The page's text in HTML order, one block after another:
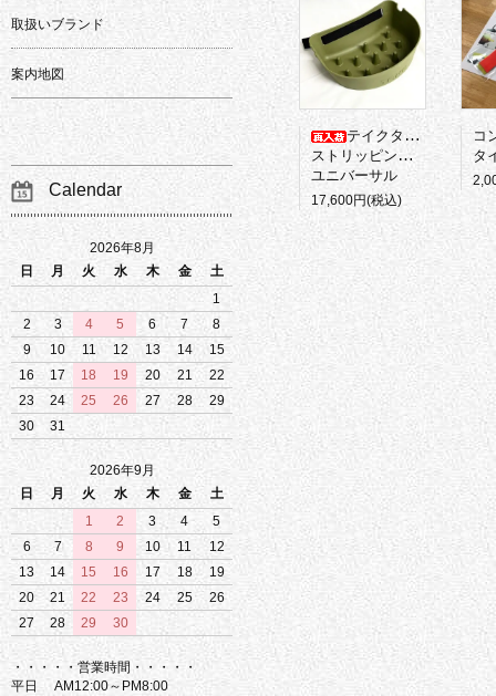
テイクタックル
ストリッピングバスケット
ユニバーサル
17,600円(税込)
コ
タ
取扱いブランド
案内地図
Calendar
2026年8月
日
月 火 水 木 金
土
1
2
3 4 5 6 7
8
9
10 11 12 13 14
15
16
17 18 19 20 21
22
23
24 25 26 27 28
29
30
31
2026年9月
日
月 火 水 木 金
土
1
2 3 4
5
6
7 8 9 10 11
12
13
14 15 16 17 18
19
20
21 22 23 24 25
26
27
28 29 30
・・・・・営業時間・・・・・
平日 AM12:00～PM8:00